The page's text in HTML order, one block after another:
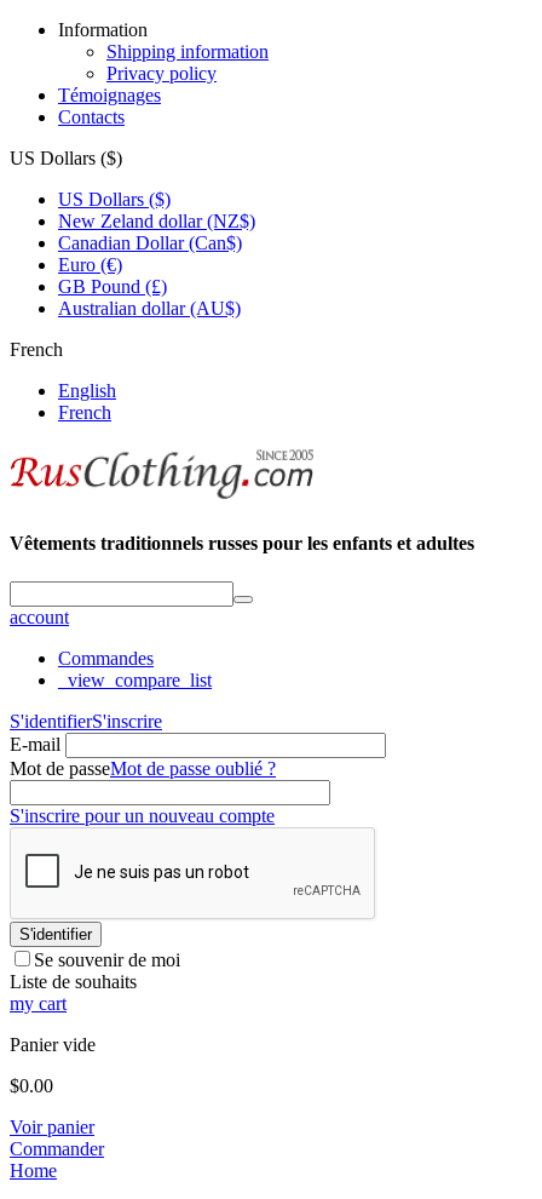
Information
Shipping information
Privacy policy
Témoignages
Contacts
US Dollars ($)
US Dollars ($)
New Zeland dollar (NZ$)
Canadian Dollar (Can$)
Euro (€)
GB Pound (£)
Australian dollar (AU$)
French
English
French
Vêtements traditionnels russes pour les enfants et adultes
account
Commandes
_view_compare_list
S'identifierS'inscrire
E-mail
Mot de passeMot de passe oublié ?
S'inscrire pour un nouveau compte
S'identifier
Se souvenir de moi
Liste de souhaits
my cart
Panier vide
$0.00
Voir panier
Commander
Home